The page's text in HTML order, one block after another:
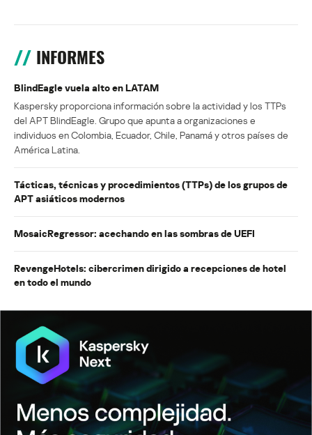
INFORMES
BlindEagle vuela alto en LATAM
Kaspersky proporciona información sobre la actividad y los TTPs
del APT BlindEagle. Grupo que apunta a organizaciones e
individuos en Colombia, Ecuador, Chile, Panamá y otros países de
América Latina.
Tácticas, técnicas y procedimientos (TTPs) de los grupos de
APT asiáticos modernos
MosaicRegressor: acechando en las sombras de UEFI
RevengeHotels: cibercrimen dirigido a recepciones de hotel
en todo el mundo